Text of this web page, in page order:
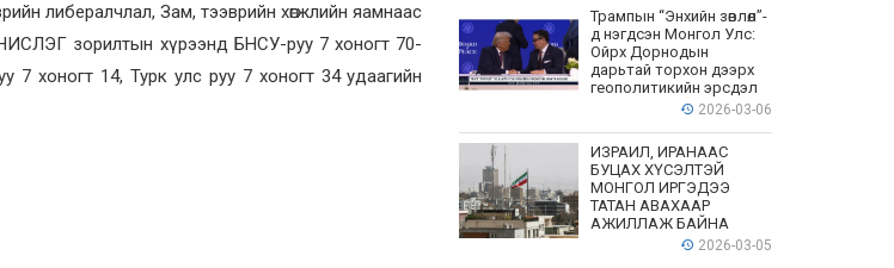
либералчлал, Зам, тээврийн хөгжлийн яамнаас
зорилтын хүрээнд БНСУ-руу 7 хоногт 70-
хоногт 14, Турк улс руу 7 хоногт 34 удаагийн
Трампын “Энхийн зөвлөл”-
д нэгдсэн Монгол Улс:
Ойрх Дорнодын
дарьтай торхон дээрх
геополитикийн эрсдэл
2026-03-06
ИЗРАИЛ, ИРАНААС
БУЦАХ ХҮСЭЛТЭЙ
МОНГОЛ ИРГЭДЭЭ
ТАТАН АВАХААР
АЖИЛЛАЖ БАЙНА
2026-03-05